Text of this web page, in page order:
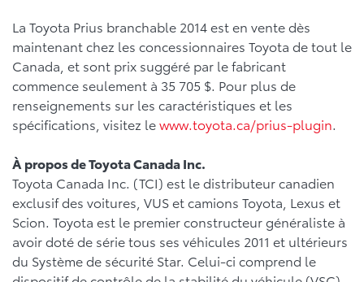
La Toyota Prius branchable 2014 est en vente dès
maintenant chez les concessionnaires Toyota de tout le
Canada, et sont prix suggéré par le fabricant
commence seulement à 35 705 $. Pour plus de
renseignements sur les caractéristiques et les
spécifications, visitez lewww.toyota.ca/prius-plugin.
À propos de Toyota Canada Inc.
Toyota Canada Inc. (TCI) est le distributeur canadien
exclusif des voitures, VUS et camions Toyota, Lexus et
Scion. Toyota est le premier constructeur généraliste à
avoir doté de série tous ses véhicules 2011 et ultérieurs
du Système de sécurité Star. Celui-ci comprend le